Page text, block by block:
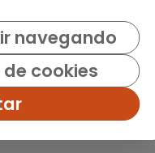
discapacidad
navegando
cookies